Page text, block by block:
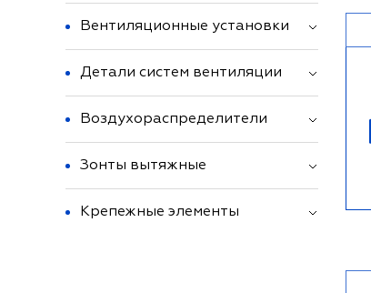
Вентиляционные установки
Детали систем вентиляции
Воздухораспределители
Зонты вытяжные
Крепежные элементы